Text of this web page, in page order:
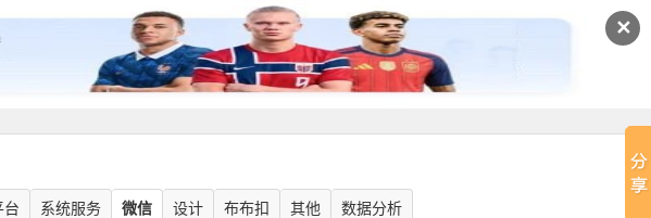
✕
台 系统服务 微信 设计 布布扣 其他 数据分析